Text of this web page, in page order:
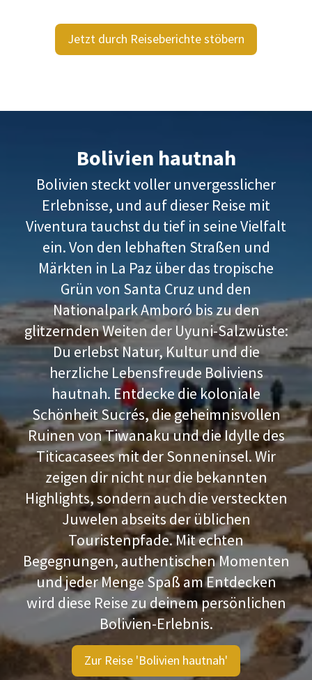
Jetzt durch Reiseberichte stöbern
Bolivien hautnah
Bolivien steckt voller unvergesslicher
Erlebnisse, und auf dieser Reise mit
Viventura tauchst du tief in seine Vielfalt
ein. Von den lebhaften Straßen und
Märkten in La Paz über das tropische
Grün von Santa Cruz und den
Nationalpark Amboró bis zu den
glitzernden Weiten der Uyuni-Salzwüste:
Du erlebst Natur, Kultur und die
herzliche Lebensfreude Boliviens
hautnah. Entdecke die koloniale
Schönheit Sucrés, die geheimnisvollen
Ruinen von Tiwanaku und die Idylle des
Titicacasees mit der Sonneninsel. Wir
zeigen dir nicht nur die bekannten
Highlights, sondern auch die versteckten
Juwelen abseits der üblichen
Touristenpfade. Mit echten
Begegnungen, authentischen Momenten
und jeder Menge Spaß am Entdecken
wird diese Reise zu deinem persönlichen
Bolivien-Erlebnis.
Zur Reise 'Bolivien hautnah'